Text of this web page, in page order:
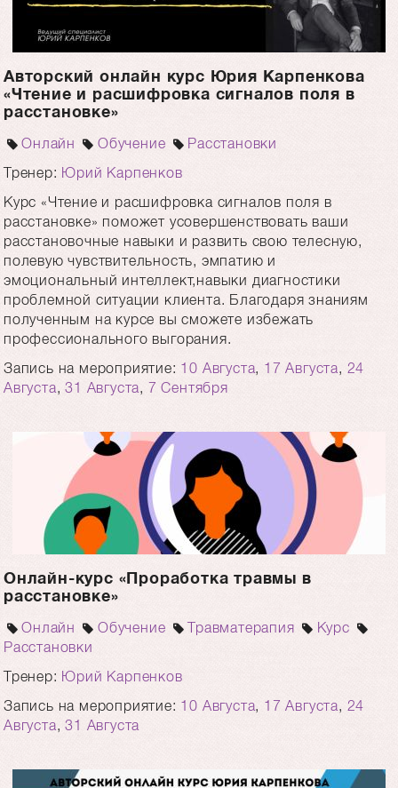
Авторский онлайн курс Юрия Карпенкова
«Чтение и расшифровка сигналов поля в
расстановке»
Онлайн Обучение
Расстановки
Тренер: Юрий Карпенков
Курс «Чтение и расшифровка сигналов поля в
расстановке» поможет усовершенствовать ваши
расстановочные навыки и развить свою телесную,
полевую чувствительность, эмпатию и
эмоциональный интеллект,навыки диагностики
проблемной ситуации клиента. Благодаря знаниям
полученным на курсе вы сможете избежать
профессионального выгорания.
Запись на мероприятие: 10 Августа, 17 Августа, 24
Августа,31 Августа, 7 Сентября
Онлайн-курс «Проработка травмы в
расстановке»
Онлайн Обучение Травматерапия
Курс
Расстановки
Тренер: Юрий Карпенков
Запись на мероприятие: 10 Августа, 17 Августа, 24
Августа,31 Августа